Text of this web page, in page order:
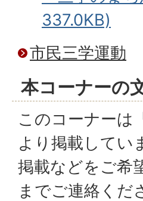
337.0KB)
市民三学運動
本コーナーの
このコーナーは
より掲載してい
掲載などをご希
までご連絡くだ